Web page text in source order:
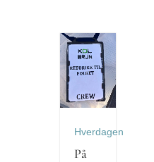
Hverdagen
På